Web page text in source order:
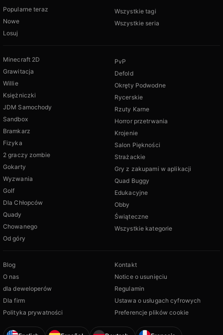
Popularne teraz
Nowe
Losuj
Wszystkie tagi
Wszystkie seria
Minecraft 2D
Grawitacja
Willie
Księżniczki
JDM Samochody
Sandbox
Bramkarz
Fizyka
2 graczy zombie
Gokarty
Wyzwania
Golf
Dla Chłopców
Quady
Chowanego
Od góry
PvP
Defold
Okręty Podwodne
Rycerskie
Rzuty Karne
Horror przetrwania
Krojenie
Salon Piękności
Strażackie
Gry z zakupami w aplikacji
Quad Buggy
Edukacyjne
Obby
Świąteczne
Wszystkie kategorie
Blog
O nas
dla deweloperów
Dla firm
Polityka prywatności
Kontakt
Notice o usunięciu
Regulamin
Ustawa o usługach cyfrowych
Preferencje plików cookie